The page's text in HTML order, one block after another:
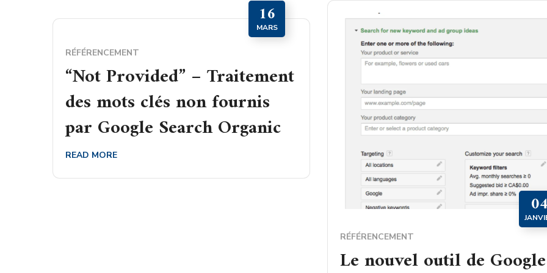
16
MARS
RÉFÉRENCEMENT
“Not Provided” – Traitement
des mots clés non fournis
par Google Search Organic
READ MORE
RÉFÉRENCEMENT
Le nouvel outil de Google